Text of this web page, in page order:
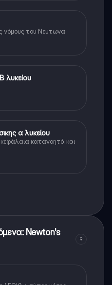
νόμους του Νεύτωνα
λυκείου
α λυκείου
κατανοητά και
Newton's
9